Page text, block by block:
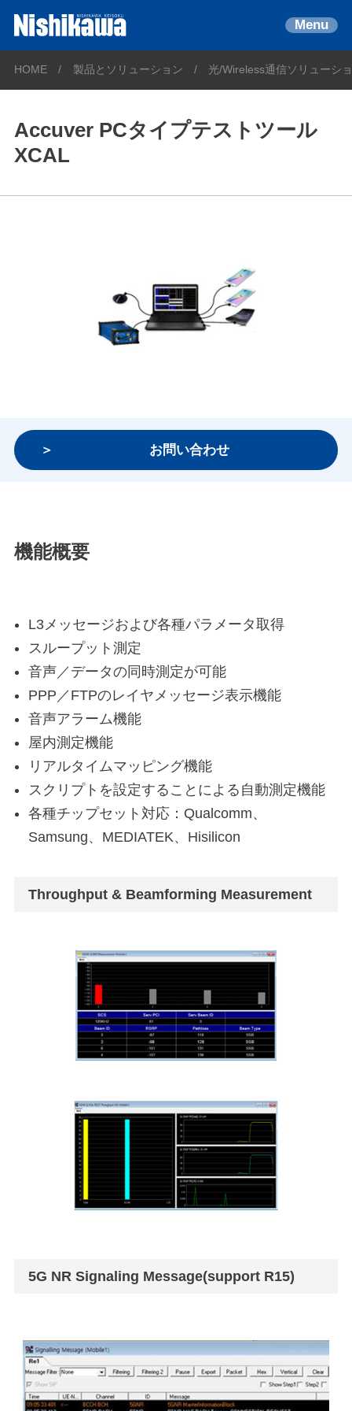
Menu
HOME 製品とソリューション 光/Wireless通信ソリューシ
Accuver PCタイプテストツール
XCAL
お問い合わせ
機能概要
L3メッセージおよび各種パラメータ取得
スループット測定
音声／データの同時測定が可能
PPP／FTPのレイヤメッセージ表示機能
音声アラーム機能
屋内測定機能
リアルタイムマッピング機能
スクリプトを設定することによる自動測定機能
各種チップセット対応：Qualcomm、
Samsung、MEDIATEK、Hisilicon
Throughput & Beamforming Measurement
5G NR Signaling Message(support R15)